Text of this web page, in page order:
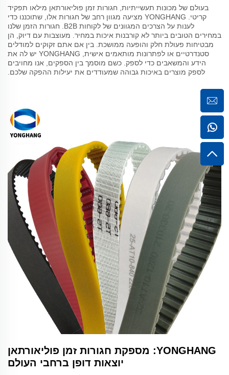
בעולם של מכונות תעשייתיות, חגורות זמן פוליאורתאן מילאו תפקיד
קריטי. YONGHANG מציעה מגוון רחב של חגורות אלו, שתוכננו כדי
לענות על הצרכים המגוונים של לקוחות B2B. חגורות הזמן שלנו
במחירים הטובים ביותר לא קורבנות איכות במחיר. מעוצבות עם דיוק, הן
מבטיחות פעולת חלק והופעה ממושכת. בין אם אתם זקוקים למודלים
סטנדרטיים או לפתרונות מותאמים אישית, YONGHANG יש לה את
הידע והמשאבים כדי לספק. כשם מוסמך בין הספקים, אנו מחויבים
לספק מוצרים באיכות גבוהה שמעודדים את יעילות ההפקה שלכם.
YONGHANG: מספקת חגורות זמן פוליאורתאן
יוצאות דופן ברחבי העולם